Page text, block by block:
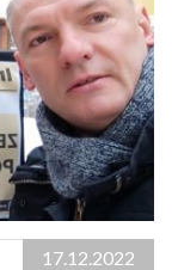
17.12.2022